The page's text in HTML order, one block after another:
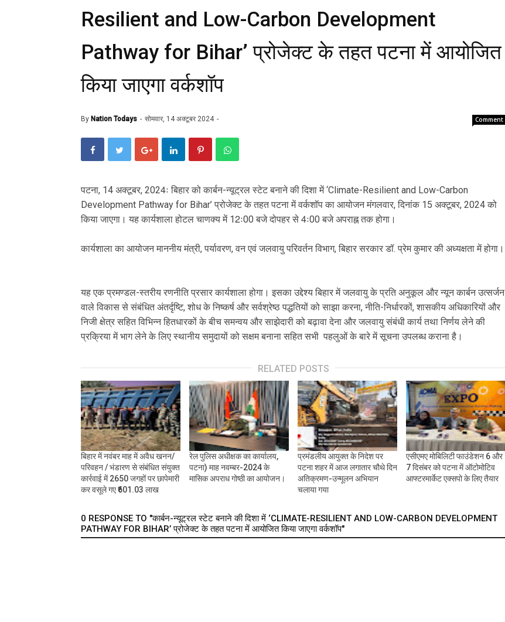
Resilient and Low-Carbon Development
Pathway for Bihar’ प्रोजेक्ट के तहत पटना में आयोजित
किया जाएगा वर्कशॉप
By Nation Todays सोमवार, 14 अक्टूबर 2024 Comment
पटना, 14 अक्टूबर, 2024ः बिहार को कार्बन-न्यूट्रल स्टेट बनाने की दिशा में ‘Climate-Resilient and Low-Carbon
Development Pathway for Bihar’ प्रोजेक्ट के तहत पटना में वर्कशॉप का आयोजन मंगलवार, दिनांक 15 अक्टूबर, 2024 को
किया जाएगा। यह कार्यशाला होटल चाणक्य में 12ः00 बजे दोपहर से 4ः00 बजे अपराह्न तक होगा।
कार्यशाला का आयोजन माननीय मंत्री, पर्यावरण, वन एवं जलवायु परिवर्तन विभाग, बिहार सरकार डॉ. प्रेम कुमार की अध्यक्षता में होगा।
यह एक प्रमण्डल-स्तरीय रणनीति प्रसार कार्यशाला होगा। इसका उद्देश्य बिहार में जलवायु के प्रति अनुकूल और न्यून कार्बन उत्सर्जन
वाले विकास से संबंधित अंतर्दृष्टि, शोध के निष्कर्ष और सर्वश्रेष्ठ पद्धतियों को साझा करना, नीति-निर्धारकों, शासकीय अधिकारियों और
निजी क्षेत्र सहित विभिन्न हितधारकों के बीच समन्वय और साझेदारी को बढ़ावा देना और जलवायु संबंधी कार्य तथा निर्णय लेने की
प्रक्रिया में भाग लेने के लिए स्थानीय समुदायों को सक्षम बनाना सहित सभी पहलुओं के बारे में सूचना उपलब्ध कराना है।
RELATED POSTS
बिहार में नवंबर माह में अवैध खनन/
परिवहन / भंडारण से संबंधित संयुक्त
कार्रवाई में 2650 जगहों पर छापेमारी
कर वसूले गए ₹601.03 लाख
रेल पुलिस अधीक्षक का कार्यालय,
पटना) माह नवम्बर-2024 के
मासिक अपराध गोष्ठी का आयोजन।
प्रमंडलीय आयुक्त के निदेश पर
पटना शहर में आज लगातार चौथे दिन
अतिक्रमण-उन्मूलन अभियान
चलाया गया
एसीएमए मोबिलिटी फाउंडेशन 6 और
7 दिसंबर को पटना में ऑटोमोटिव
आफ्टरमार्केट एक्सपो के लिए तैयार
0 RESPONSE TO "कार्बन-न्यूट्रल स्टेट बनाने की दिशा में ‘CLIMATE-RESILIENT AND LOW-CARBON DEVELOPMENT
PATHWAY FOR BIHAR’ प्रोजेक्ट के तहत पटना में आयोजित किया जाएगा वर्कशॉप"